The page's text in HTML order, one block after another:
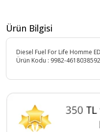
Ürün Bilgisi
Diesel Fuel For Life Homme
Ürün Kodu : 9982-